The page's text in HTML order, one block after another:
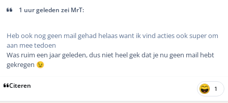
1 uur geleden zei MrT:
Heb ook nog geen mail gehad helaas want ik vind acties ook super om
aan mee tedoen
Was ruim een jaar geleden, dus niet heel gek dat je nu geen mail hebt
gekregen 😉
Citeren 1